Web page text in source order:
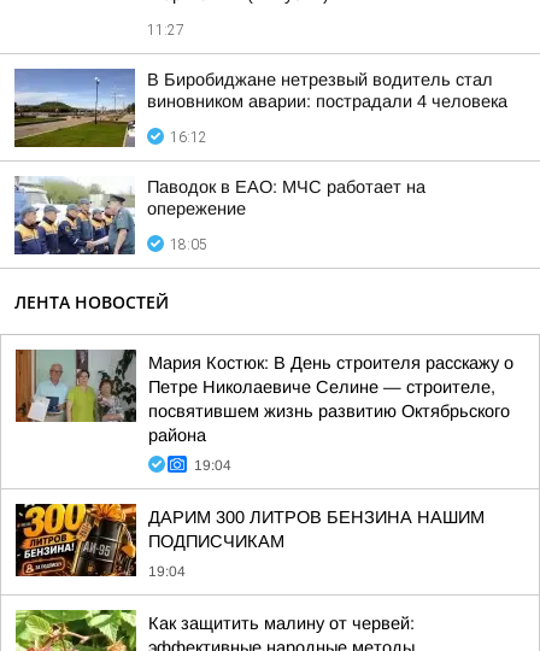
11:27
В Биробиджане нетрезвый водитель стал
виновником аварии: пострадали 4 человека
16:12
Паводок в ЕАО: МЧС работает на
опережение
18:05
ЛЕНТА НОВОСТЕЙ
Мария Костюк: В День строителя расскажу о
Петре Николаевиче Селине — строителе,
посвятившем жизнь развитию Октябрьского
района
19:04
ДАРИМ 300 ЛИТРОВ БЕНЗИНА НАШИМ
ПОДПИСЧИКАМ
19:04
Как защитить малину от червей: